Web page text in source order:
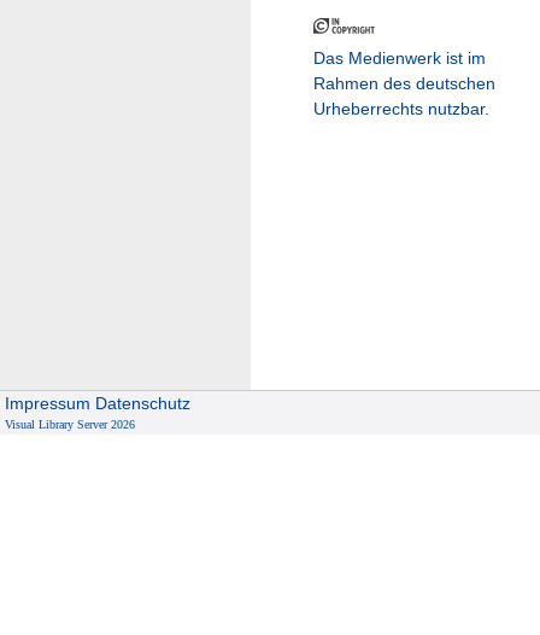
Das Medienwerk ist im
Rahmen des deutschen
Urheberrechts nutzbar.
Impressum Datenschutz
Visual Library Server 2026